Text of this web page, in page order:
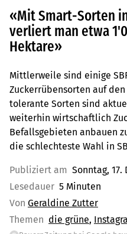
«Mit Smart-Sorten
verliert man etwa
Hektare»
Mittlerweile sind einige
Zuckerrübensorten auf
tolerante Sorten sind
weiterhin wirtschaftlich
Befallsgebieten anbauen
die schlechteste Wahl in
Publiziert am Sonntag, 17.
Lesedauer 5 Minuten
Von Geraldine Zutter
Themen die grüne